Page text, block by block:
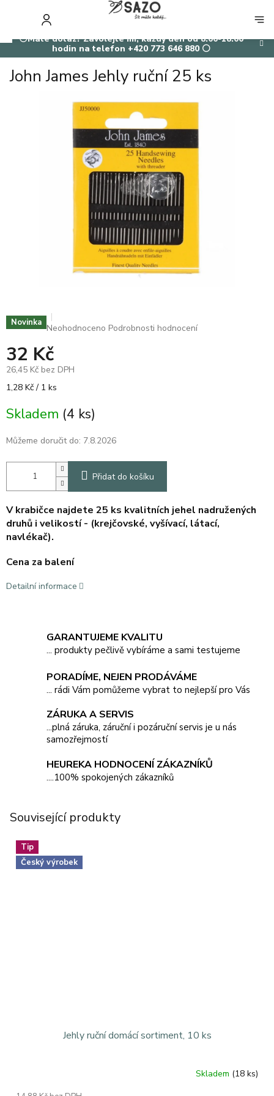
⚪Máte dotaz? Zavolejte mi, každý den od 8:00-18:00
hodin na telefon +420 773 646 880 ⚪
KOŠÍK
John James Jehly ruční 25 ks
Novinka Průměrné
produktu
je
0,0
z
hvězdiček.
Neohodnoceno Podrobnosti hodnocení
32 Kč
26,45 Kč bez DPH
Měrná
1,28 Kč / 1 ks
Skladem (4 ks)
Můžeme doručit do: 7.8.2026
Přidat do košíku
V krabičce najdete 25 ks kvalitních jehel nadružených
druhů i velikostí - (krejčovské, vyšívací, látací,
navlékač).
Cena za balení
Detailní informace
GARANTUJEME KVALITU
... produkty pečlivě vybíráme a sami testujeme
PORADÍME, NEJEN PRODÁVÁME
... rádi Vám pomůžeme vybrat to nejlepší pro Vás
ZÁRUKA A SERVIS
...plná záruka, záruční i pozáruční servis je u nás
samozřejmostí
HEUREKA HODNOCENÍ ZÁKAZNÍKŮ
....100% spokojených zákazníků
Související produkty
Tip
Český výrobek
Jehly ruční domácí sortiment, 10 ks
Skladem (18 ks)